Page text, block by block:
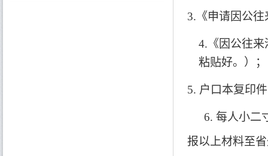
3. 《申请因公
4. 《因公往
粘贴好。）；
5. 户口本复印
6. 每人小二
报以上材料至